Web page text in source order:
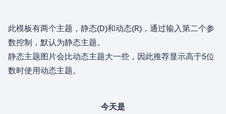
此模板有两个主题，静态(D)和动态(R)，通过输入第二个参
数控制，默认为静态主题。
静态主题图片会比动态主题大一些，因此推荐显示高于5位
数时使用动态主题。
今天是